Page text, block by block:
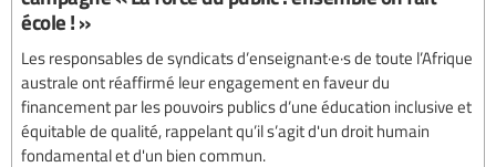
école ! »
Les responsables de syndicats d’enseignant·e·s de toute l’Afrique
australe ont réaffirmé leur engagement en faveur du
financement par les pouvoirs publics d’une éducation inclusive et
équitable de qualité, rappelant qu’il s’agit d'un droit humain
fondamental et d'un bien commun.